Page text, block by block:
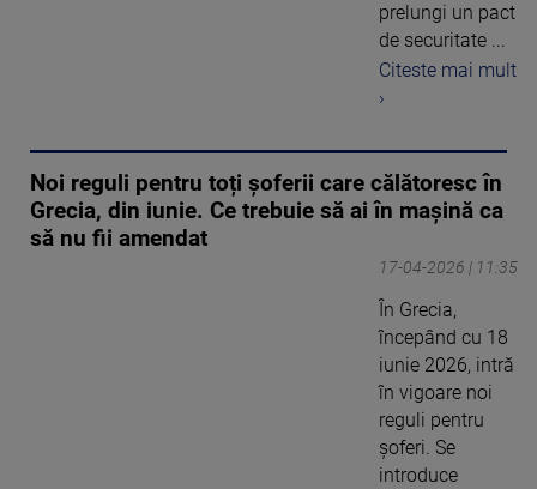
prelungi un pact
de securitate ...
Citeste mai mult
›
Noi reguli pentru toți șoferii care călătoresc în
Grecia, din iunie. Ce trebuie să ai în mașină ca
să nu fii amendat
17-04-2026 | 11:35
În Grecia,
începând cu 18
iunie 2026, intră
în vigoare noi
reguli pentru
șoferi. Se
introduce